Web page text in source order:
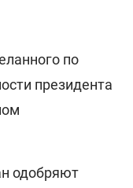
по
президента
одобряют